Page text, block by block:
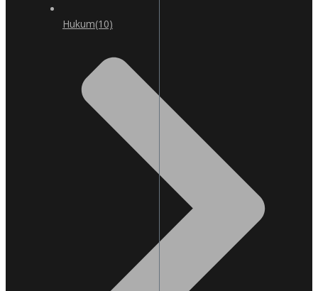
Hukum(10)